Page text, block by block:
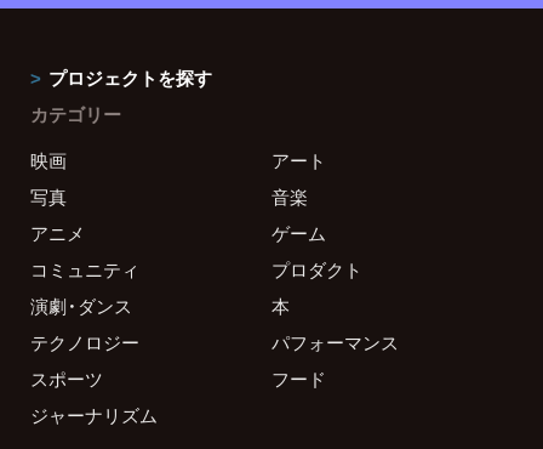
プロジェクトを探す
カテゴリー
映画
アート
写真
音楽
アニメ
ゲーム
コミュニティ
プロダクト
演劇・ダンス
本
テクノロジー
パフォーマンス
スポーツ
フード
ジャーナリズム